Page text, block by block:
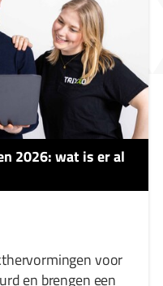
2026: wat is er al
voor
en brengen een